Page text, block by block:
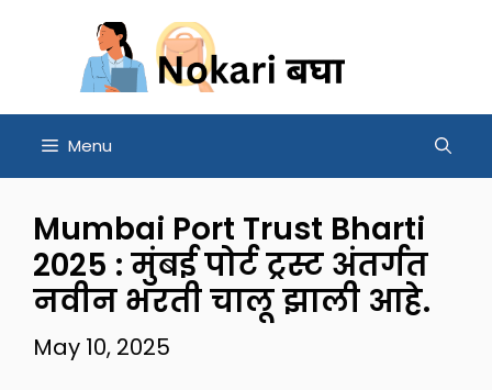
content
Menu
Mumbai Port Trust Bharti
2025 : मुंबई पोर्ट ट्रस्ट अंतर्गत
नवीन भरती चालू झाली आहे.
May 10, 2025